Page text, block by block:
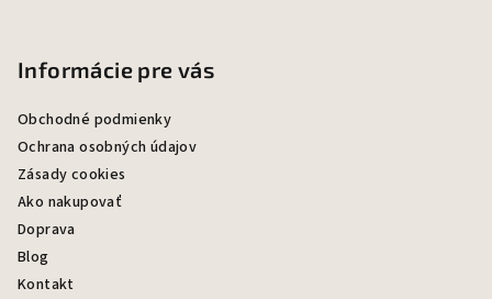
Informácie pre vás
Obchodné podmienky
Ochrana osobných údajov
Zásady cookies
Ako nakupovať
Doprava
Blog
Kontakt